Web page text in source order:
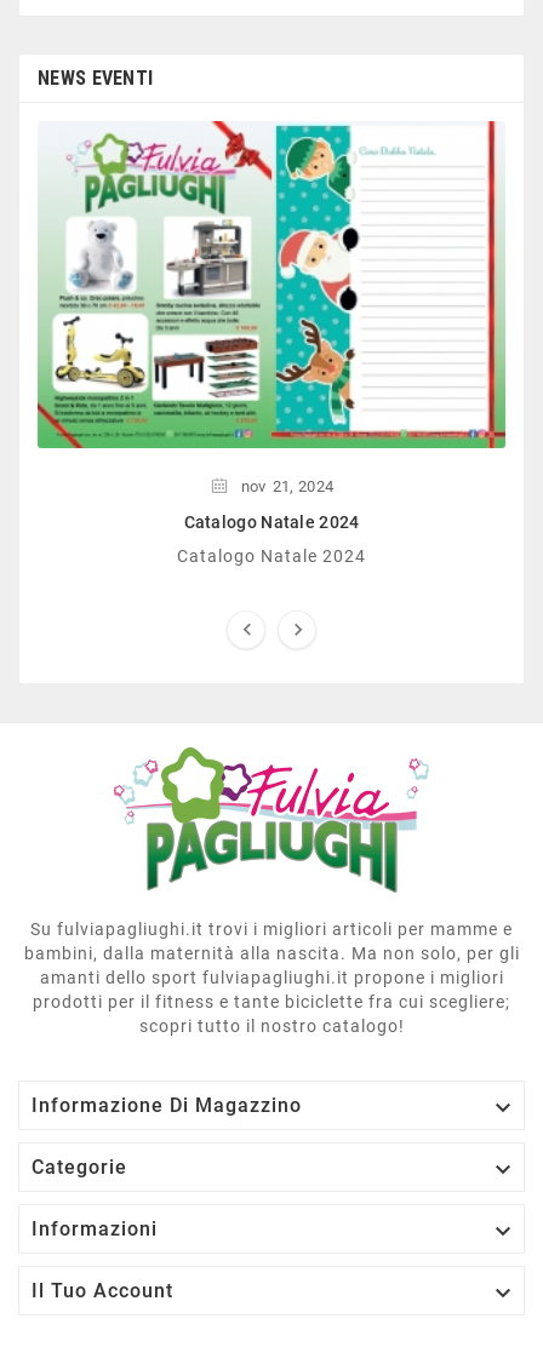
NEWS EVENTI
nov 21, 2024
Catalogo Natale 2024
Catalogo Natale 2024
 
Su fulviapagliughi.it trovi i migliori articoli per mamme e
bambini, dalla maternità alla nascita. Ma non solo, per gli
amanti dello sport fulviapagliughi.it propone i migliori
prodotti per il fitness e tante biciclette fra cui scegliere;
scopri tutto il nostro catalogo!
Informazione Di Magazzino 
Categorie 
Informazioni 
Il Tuo Account 